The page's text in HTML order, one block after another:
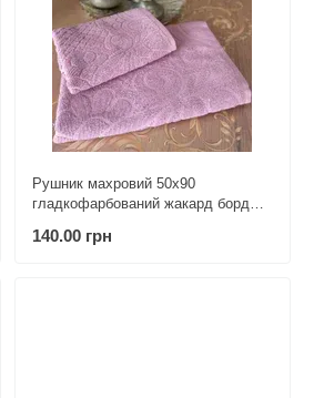
Рушник махровий 50х90
гладкофарбований жакард бордюр
140.00 грн